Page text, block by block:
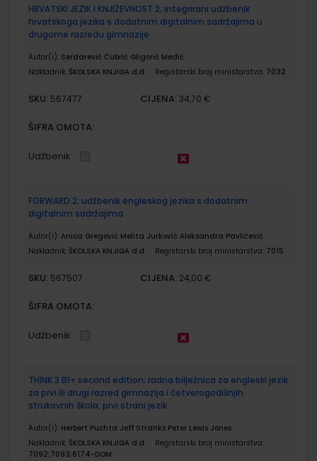
proizvodi
HRVATSKI JEZIK I KNJIŽEVNOST 2; integrirani udžbenik
hrvatskoga jezika s dodatnim digitalnim sadržajima u
drugome razredu gimnazije
Autor(i): Serdarević Čubrić Gligorić Medić
Nakladnik: ŠKOLSKA KNJIGA d.d. Registarski broj ministarstva: 7032
SKU: 567477 CIJENA: 34,70 €
ŠIFRA OMOTA:
Udžbenik
FORWARD 2; udžbenik engleskog jezika s dodatnim
digitalnim sadržajima
Autor(i): Anica Gregović Melita Jurković Aleksandra Pavličević
Nakladnik: ŠKOLSKA KNJIGA d.d. Registarski broj ministarstva: 7015
SKU: 567507 CIJENA: 24,00 €
ŠIFRA OMOTA:
Udžbenik
THINK 3 B1+ second edition; radna bilježnica za engleski jezik
za prvi ili drugi razred gimnazija i četverogodišnjih
strukovnih škola, prvi strani jezik
Autor(i): Herbert Puchta Jeff Stranks Peter Lewis Jones
Nakladnik: ŠKOLSKA KNJIGA d.d.
Registarski broj ministarstva:
7092;7093;6174-DOM